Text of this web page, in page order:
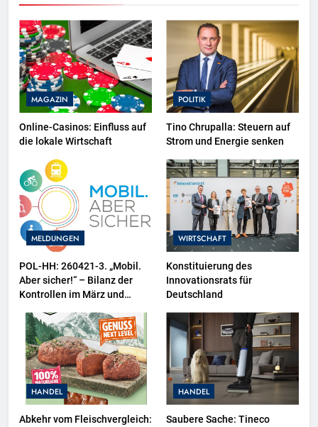
MAGAZIN
Online-Casinos: Einfluss auf
die lokale Wirtschaft
POLITIK
Tino Chrupalla: Steuern auf
Strom und Energie senken
MELDUNGEN
POL-HH: 260421-3. „Mobil.
Aber sicher!“ – Bilanz der
Kontrollen im März und
Schwerpunktthema im April
WIRTSCHAFT
Konstituierung des
Innovationsrats für
Deutschland
HANDEL
Abkehr vom Fleischvergleich:
HANDEL
Saubere Sache: Tineco